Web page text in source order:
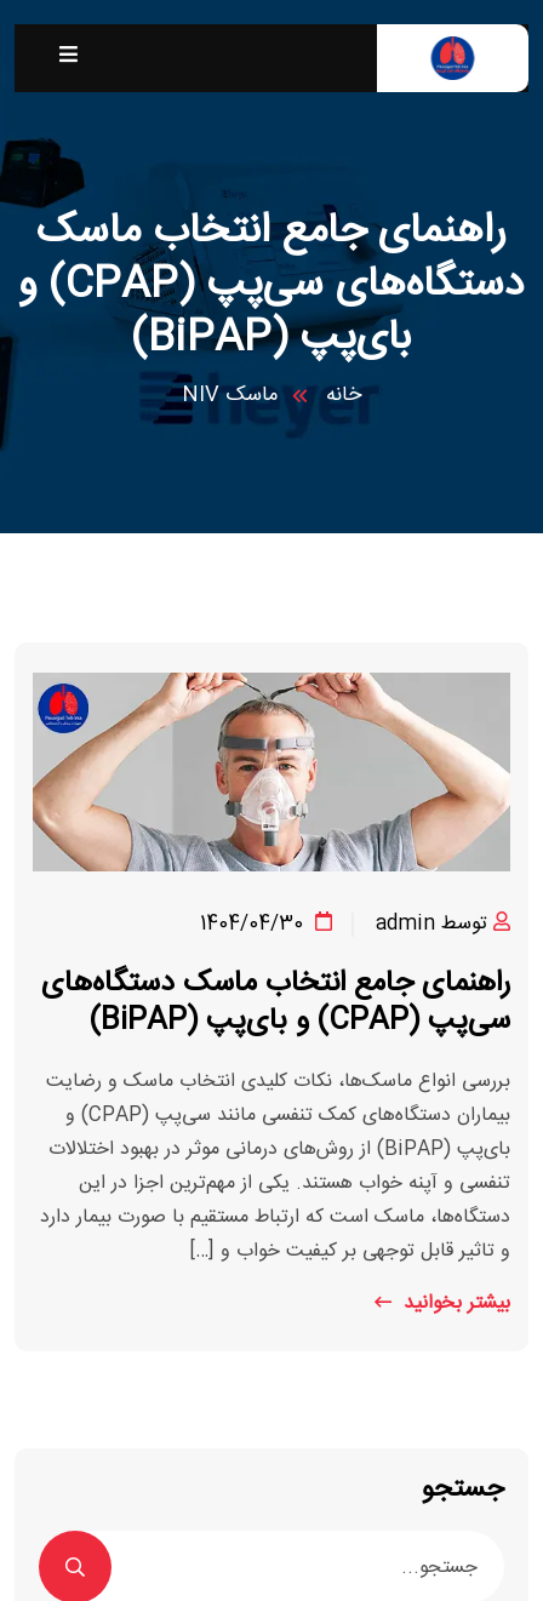
راهنمای جامع انتخاب ماسک
دستگاه‌های سی‌پپ (CPAP) و
بای‌پپ (BiPAP)
خانه ماسک NIV
توسط admin 1404/04/30
راهنمای جامع انتخاب ماسک دستگاه‌های
سی‌پپ (CPAP) و بای‌پپ (BiPAP)
بررسی انواع ماسک‌ها، نکات کلیدی انتخاب ماسک و رضایت
بیماران دستگاه‌های کمک تنفسی مانند سی‌پپ (CPAP) و
بای‌پپ (BiPAP) از روش‌های درمانی موثر در بهبود اختلالات
تنفسی و آپنه خواب هستند. یکی از مهم‌ترین اجزا در این
دستگاه‌ها، ماسک است که ارتباط مستقیم با صورت بیمار دارد
و تاثیر قابل توجهی بر کیفیت خواب و […]
بیشتر بخوانید
جستجو